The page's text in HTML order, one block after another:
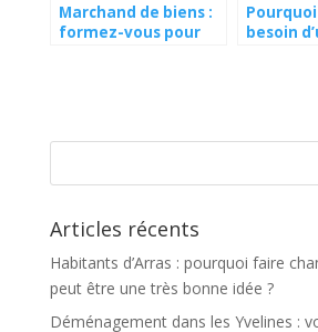
Marchand de biens :
formez-vous pour
besoin
Articles récents
Habitants d’Arras : pourquoi faire
peut être une très bonne idée ?
Déménagement dans les Yvelines :